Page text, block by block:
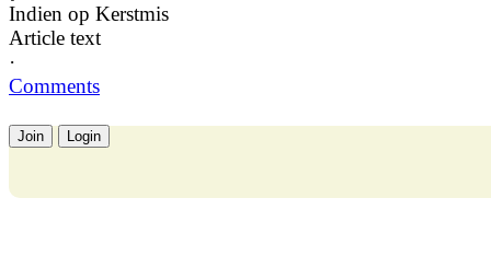
Indien op Kerstmis
Article text
·
Comments
Join Login